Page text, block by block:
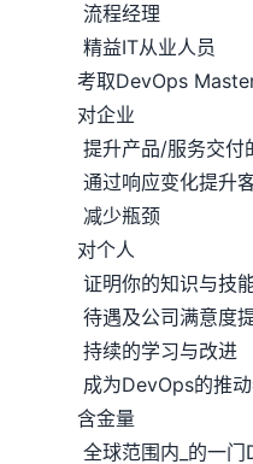
流程经理
精益IT从业人员
考取DevOps Master
对企业
提升产品/服务交付
通过响应变化提升客
减少瓶颈
对个人
证明你的知识与技
待遇及公司满意度
持续的学习与改进
成为DevOps的推动
含金量
全球范围内_的一门